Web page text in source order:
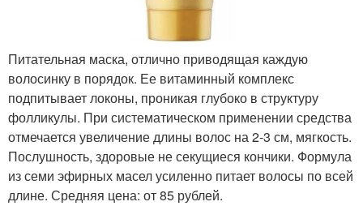
Питательная маска, отлично приводящая каждую
волосинку в порядок. Ее витаминный комплекс
подпитывает локоны, проникая глубоко в структуру
фолликулы. При систематическом применении средства
отмечается увеличение длины волос на 2-3 см, мягкость.
Послушность, здоровые не секущиеся кончики. Формула
из семи эфирных масел усиленно питает волосы по всей
длине. Средняя цена: от 85 рублей.